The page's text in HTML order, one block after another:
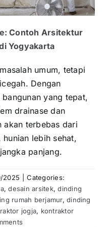
Contoh Arsitektur
Yogyakarta
umum, tetapi
Dengan
yang tepat,
drainase dan
akan terbebas dari
lebih sehat,
panjang.
2025
Categories:
,desain arsitek,dinding
rumah berjamur,dinding
jogja, kontraktor